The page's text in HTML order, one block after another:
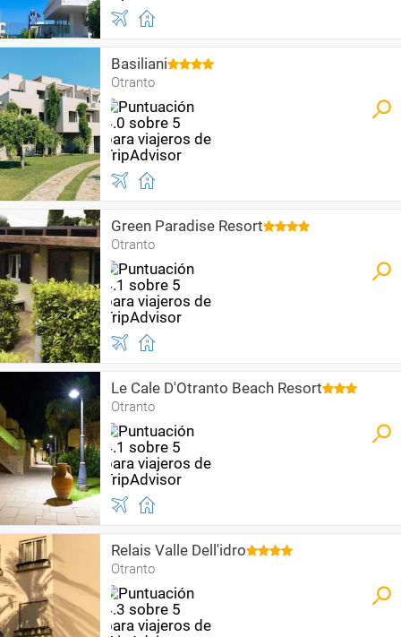
Basiliani
Otranto
Green Paradise Resort
Otranto
Le Cale D'Otranto Beach Resort
Otranto
Relais Valle Dell'idro
Otranto